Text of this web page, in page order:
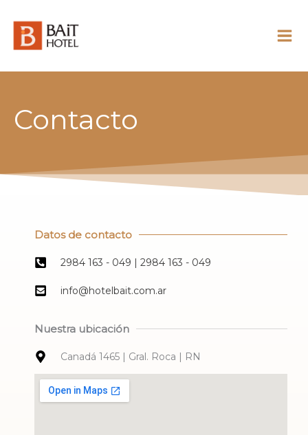
content
Contacto
Datos de contacto
2984 163 - 049 | 2984 163 - 049
info@hotelbait.com.ar
Nuestra ubicación
Canadá 1465 | Gral. Roca | RN